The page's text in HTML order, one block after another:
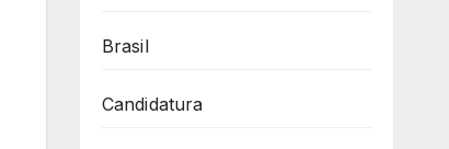
Brasil
Candidatura